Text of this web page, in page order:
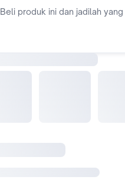
fashion Anda.
Beli produk ini dan jadilah